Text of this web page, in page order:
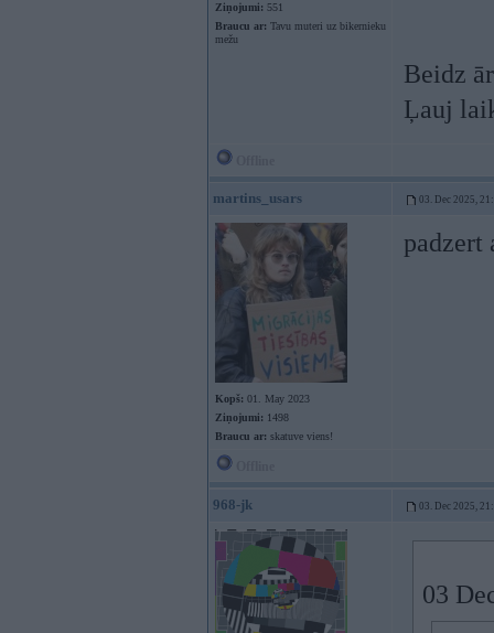
Ziņojumi: 551
Braucu ar: Tavu muteri uz bikernieku
mežu
Beidz
Ļauj
martins_usars 03. Dec 2025,
Kopš: 01. May 2023
Ziņojumi: 1498
Braucu ar: skatuve viens!
padzert
968-jk 03. Dec 2025,
03